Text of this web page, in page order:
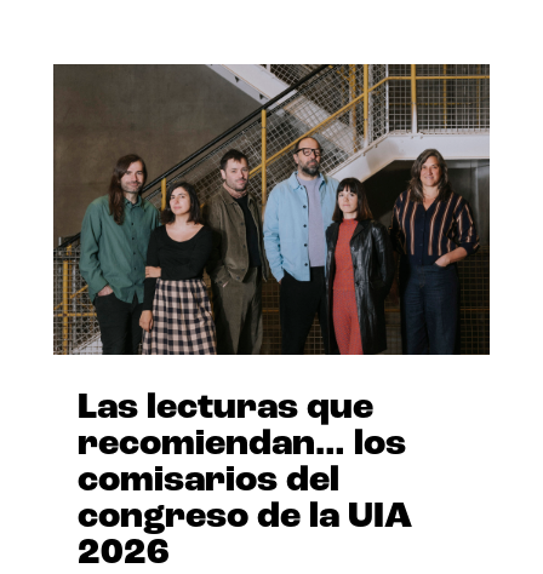
Las lecturas que
recomiendan… los
comisarios del
congreso de la UIA
2026